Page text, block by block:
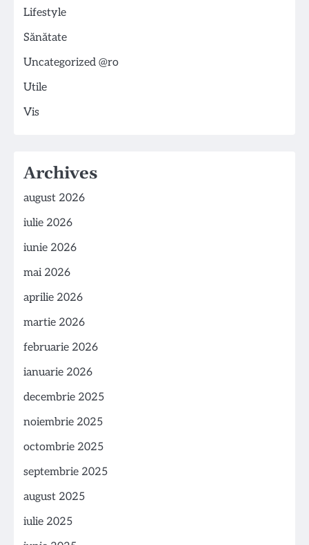
Lifestyle
Sănătate
Uncategorized @ro
Utile
Vis
Archives
august 2026
iulie 2026
iunie 2026
mai 2026
aprilie 2026
martie 2026
februarie 2026
ianuarie 2026
decembrie 2025
noiembrie 2025
octombrie 2025
septembrie 2025
august 2025
iulie 2025